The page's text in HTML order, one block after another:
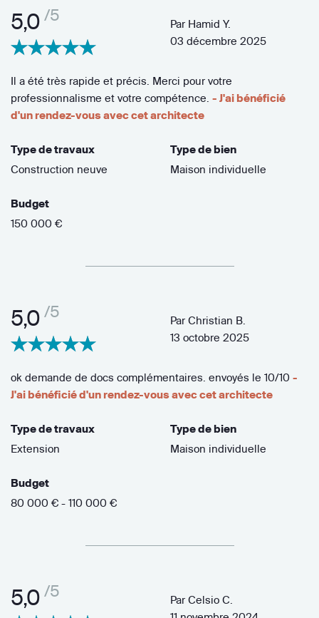
5,0 /5 Par Hamid Y.
03 décembre 2025
Il a été très rapide et précis. Merci pour votre
professionnalisme et votre compétence. - J'ai bénéficié
d'un rendez-vous avec cet architecte
Type de travaux
Construction neuve
Type de bien
Maison individuelle
Budget
150 000 €
5,0 /5 Par Christian B.
13 octobre 2025
ok demande de docs complémentaires. envoyés le 10/10 -
J'ai bénéficié d'un rendez-vous avec cet architecte
Type de travaux
Extension
Type de bien
Maison individuelle
Budget
80 000 € - 110 000 €
5,0 /5 Par Celsio C.